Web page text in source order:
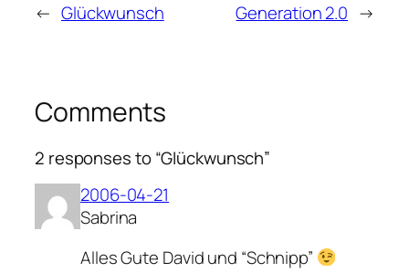
← Glückwunsch Generation 2.0 →
Comments
2 responses to “Glückwunsch”
2006-04-21
Sabrina
Alles Gute David und “Schnipp”